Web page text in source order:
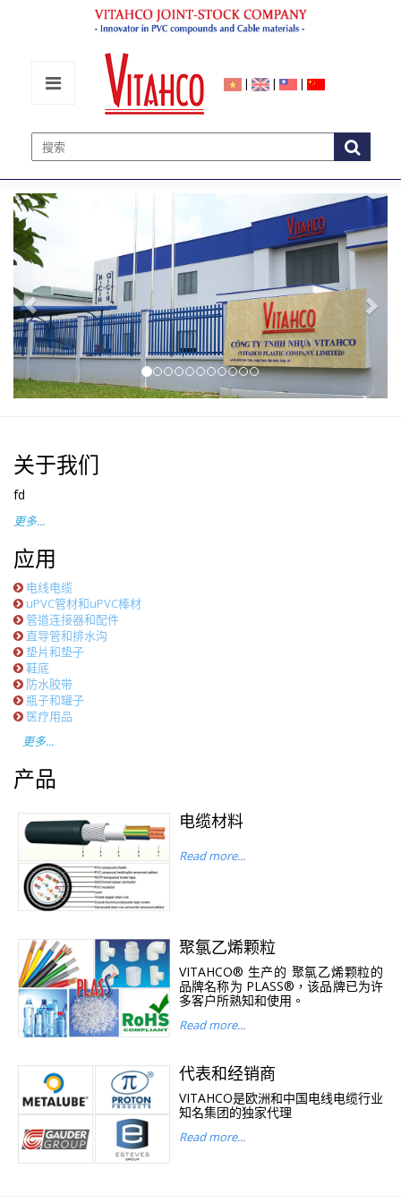
| | |
Previous
关于我们
fd
更多...
应用
电线电缆
uPVC管材和uPVC棒材
管道连接器和配件
直导管和排水沟
垫片和垫子
鞋底
防水胶带
瓶子和罐子
医疗用品
更多...
产品
电缆材料
Read more...
聚氯乙烯颗粒
VITAHCO® 生产的 聚氯乙烯颗粒的
品牌名称为 PLASS®，该品牌已为许
多客户所熟知和使用。
Read more...
代表和经销商
VITAHCO是欧洲和中国电线电缆行业
知名集团的独家代理
Read more...